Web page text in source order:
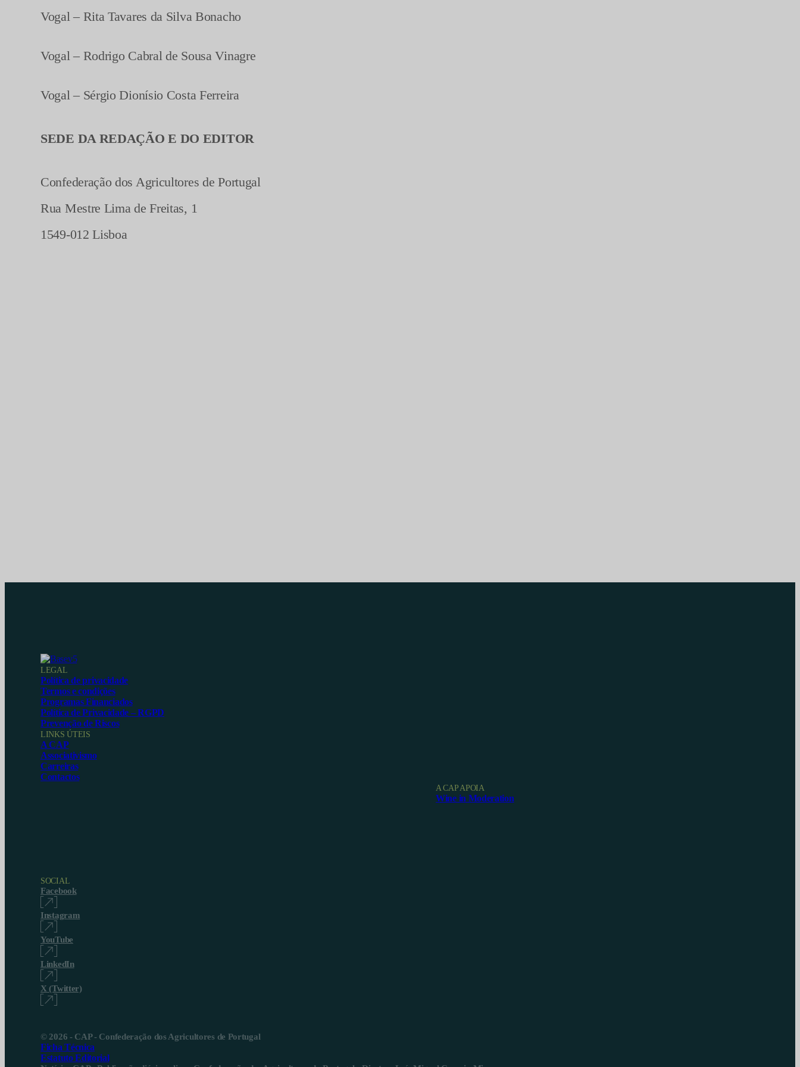
Vogal – Rita Tavares da Silva Bonacho
Vogal – Rodrigo Cabral de Sousa Vinagre
Vogal – Sérgio Dionísio Costa Ferreira
SEDE DA REDAÇÃO E DO EDITOR
Confederação dos Agricultores de Portugal
Rua Mestre Lima de Freitas, 1
1549-012 Lisboa
LEGAL
Política de privacidade
Termos e condições
Programas Financiados
Política de Privacidade – RGPD
Prevenção de Riscos
LINKS ÚTEIS
A CAP
Associativismo
Carreiras
Contactos
A CAP APOIA
Wine in Moderation
SOCIAL
Facebook
Instagram
YouTube
LinkedIn
X (Twitter)
© 2026 - CAP - Confederação dos Agricultores de Portugal
Ficha Técnica
Estatuto Editorial